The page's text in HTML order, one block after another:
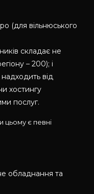
(для вільнюського
складає не
– 200); і
від
хостингу
послуг.
цьому є певні
обладнання та